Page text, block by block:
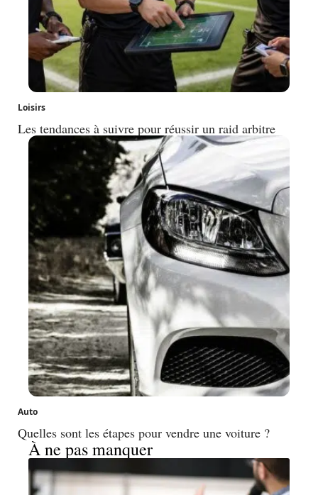
Loisirs
Les tendances à suivre pour réussir un raid arbitre
Auto
Quelles sont les étapes pour vendre une voiture ?
À ne pas manquer